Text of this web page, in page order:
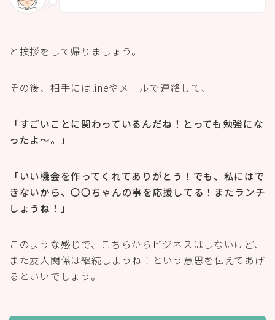
と挨拶をして帰りましょう。
その後、相手にはlineやメールで連絡して、
「すごいことに関わっているんだね！とっても勉強にな
ったよ〜。」
「いい機会を作ってくれてありがとう！でも、私にはで
きないから、〇〇ちゃんの事を応援してる！またランチ
しょうね！」
このような感じで、こちらからビジネスはしないけど、
また友人関係は継続しようね！という意思を伝えてあげ
るといいでしょう。